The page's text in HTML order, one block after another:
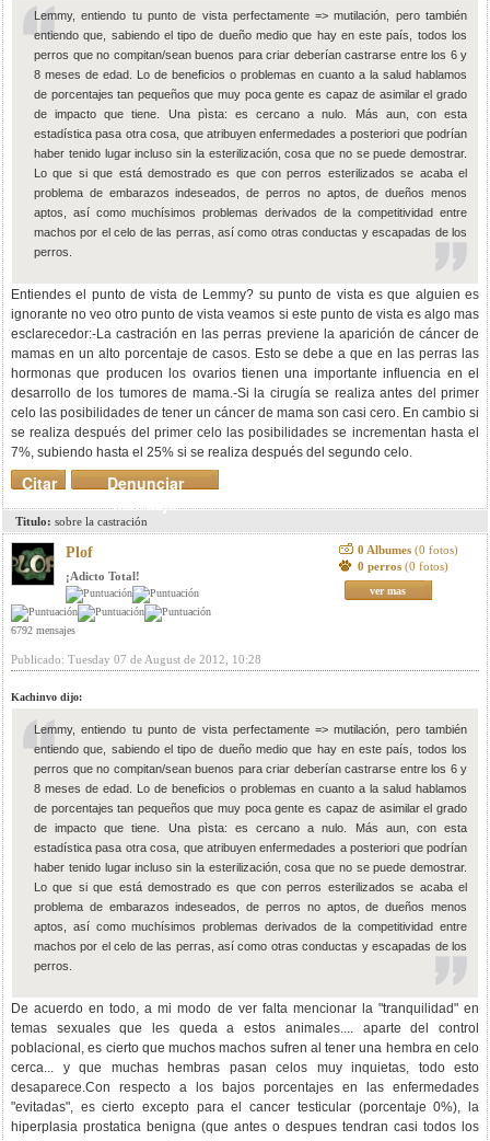
Lemmy, entiendo tu punto de vista perfectamente => mutilación, pero también
entiendo que, sabiendo el tipo de dueño medio que hay en este país, todos los
perros que no compitan/sean buenos para criar deberían castrarse entre los 6 y
8 meses de edad. Lo de beneficios o problemas en cuanto a la salud hablamos
de porcentajes tan pequeños que muy poca gente es capaz de asimilar el grado
de impacto que tiene. Una pìsta: es cercano a nulo. Más aun, con esta
estadística pasa otra cosa, que atribuyen enfermedades a posteriori que podrían
haber tenido lugar incluso sin la esterilización, cosa que no se puede demostrar.
Lo que si que está demostrado es que con perros esterilizados se acaba el
problema de embarazos indeseados, de perros no aptos, de dueños menos
aptos, así como muchísimos problemas derivados de la competitividad entre
machos por el celo de las perras, así como otras conductas y escapadas de los
perros.
Entiendes el punto de vista de Lemmy? su punto de vista es que alguien es
ignorante no veo otro punto de vista veamos si este punto de vista es algo mas
esclarecedor:-La castración en las perras previene la aparición de cáncer de
mamas en un alto porcentaje de casos. Esto se debe a que en las perras las
hormonas que producen los ovarios tienen una importante influencia en el
desarrollo de los tumores de mama.-Si la cirugía se realiza antes del primer
celo las posibilidades de tener un cáncer de mama son casi cero. En cambio si
se realiza después del primer celo las posibilidades se incrementan hasta el
7%, subiendo hasta el 25% si se realiza después del segundo celo.
Denunciar
mensaje
Citar
Titulo: sobre la castración
Plof
¡Adicto Total!
6792 mensajes
0 Albumes (0 fotos)
0 perros (0 fotos)
ver mas
Publicado: Tuesday 07 de August de 2012, 10:28
Kachinvo dijo:
Lemmy, entiendo tu punto de vista perfectamente => mutilación, pero también
entiendo que, sabiendo el tipo de dueño medio que hay en este país, todos los
perros que no compitan/sean buenos para criar deberían castrarse entre los 6 y
8 meses de edad. Lo de beneficios o problemas en cuanto a la salud hablamos
de porcentajes tan pequeños que muy poca gente es capaz de asimilar el grado
de impacto que tiene. Una pìsta: es cercano a nulo. Más aun, con esta
estadística pasa otra cosa, que atribuyen enfermedades a posteriori que podrían
haber tenido lugar incluso sin la esterilización, cosa que no se puede demostrar.
Lo que si que está demostrado es que con perros esterilizados se acaba el
problema de embarazos indeseados, de perros no aptos, de dueños menos
aptos, así como muchísimos problemas derivados de la competitividad entre
machos por el celo de las perras, así como otras conductas y escapadas de los
perros.
De acuerdo en todo, a mi modo de ver falta mencionar la "tranquilidad" en
temas sexuales que les queda a estos animales.... aparte del control
poblacional, es cierto que muchos machos sufren al tener una hembra en celo
cerca... y que muchas hembras pasan celos muy inquietas, todo esto
desaparece.Con respecto a los bajos porcentajes en las enfermedades
"evitadas", es cierto excepto para el cancer testicular (porcentaje 0%), la
hiperplasia prostatica benigna (que antes o despues tendran casi todos los